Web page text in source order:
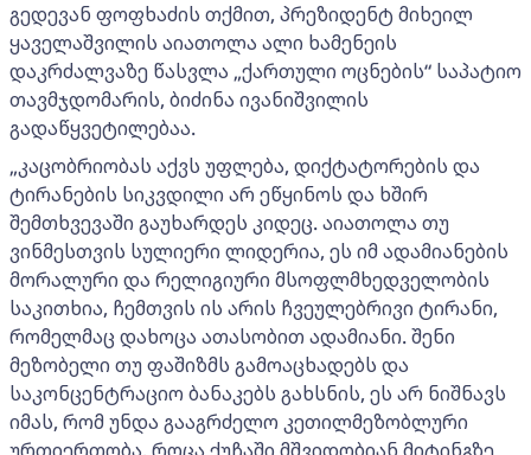
გედევან ფოფხაძის თქმით, პრეზიდენტ მიხეილ
ყაველაშვილის აიათოლა ალი ხამენეის
დაკრძალვაზე წასვლა „ქართული ოცნების“ საპატიო
თავმჯდომარის, ბიძინა ივანიშვილის
გადაწყვეტილებაა.
„კაცობრიობას აქვს უფლება, დიქტატორების და
ტირანების სიკვდილი არ ეწყინოს და ხშირ
შემთხვევაში გაუხარდეს კიდეც. აიათოლა თუ
ვინმესთვის სულიერი ლიდერია, ეს იმ ადამიანების
მორალური და რელიგიური მსოფლმხედველობის
საკითხია, ჩემთვის ის არის ჩვეულებრივი ტირანი,
რომელმაც დახოცა ათასობით ადამიანი. შენი
მეზობელი თუ ფაშიზმს გამოაცხადებს და
საკონცენტრაციო ბანაკებს გახსნის, ეს არ ნიშნავს
იმას, რომ უნდა გააგრძელო კეთილმეზობლური